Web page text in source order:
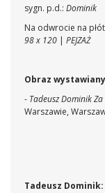
sygn. p.d.: Dominik
Na odwrocie na
98 x 120 | PEJZAŻ
Obraz
- Tadeusz Dominik
Warszawie,
Tadeusz Dominik: